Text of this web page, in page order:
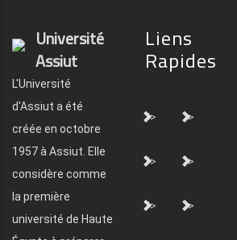
Université
Assiut
L'Université
d'Assiut a été
créée en octobre
1957 à Assiut. Elle
considère comme
la première
université de Haute
Liens
Rapides
"> ">
"> ">
"> ">